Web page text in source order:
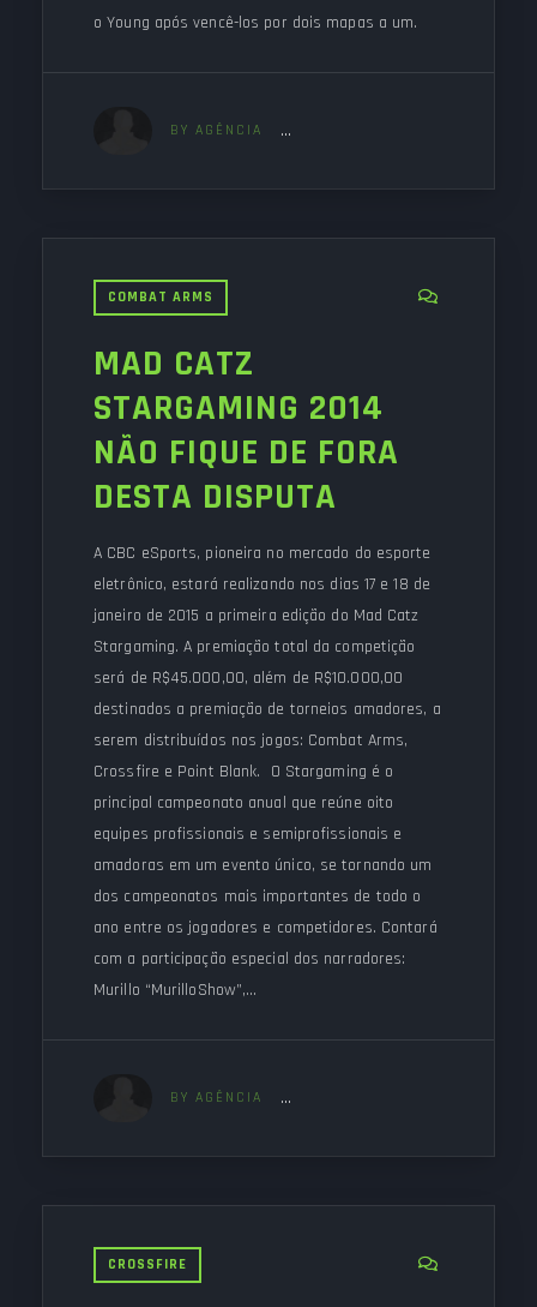
o Young após vencê-los por dois mapas a um.
BY AGÊNCIA
COMBAT ARMS
MAD CATZ
STARGAMING 2014
NÃO FIQUE DE FORA
DESTA DISPUTA
A CBC eSports, pioneira no mercado do esporte
eletrônico, estará realizando nos dias 17 e 18 de
janeiro de 2015 a primeira edição do Mad Catz
Stargaming. A premiação total da competição
será de R$45.000,00, além de R$10.000,00
destinados a premiação de torneios amadores, a
serem distribuídos nos jogos: Combat Arms,
Crossfire e Point Blank. O Stargaming é o
principal campeonato anual que reúne oito
equipes profissionais e semiprofissionais e
amadoras em um evento único, se tornando um
dos campeonatos mais importantes de todo o
ano entre os jogadores e competidores. Contará
com a participação especial dos narradores:
Murillo “MurilloShow”,…
BY AGÊNCIA
CROSSFIRE